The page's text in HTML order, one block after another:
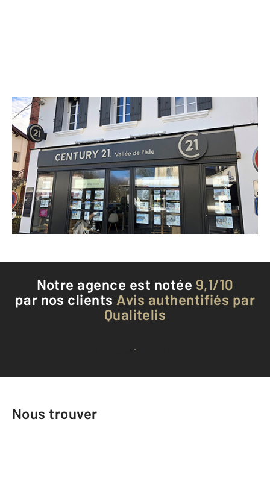
CENTURY 21 Vallée de l'Isle
6 place Aurélien Brugère
MONTPON MENESTEROL - 24700
Envoyer un message
Téléphoner à l'agence
Notre agence est notée 9,1/10
par nos clients Avis authentifiés par
Qualitelis
Voir tous les avis clients
Nous trouver